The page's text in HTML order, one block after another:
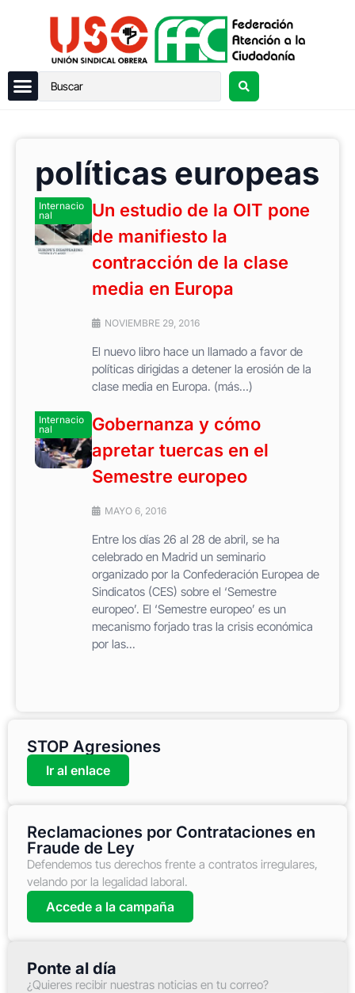
políticas europeas
Internacio
nal
Un estudio de la OIT pone
de manifiesto la
contracción de la clase
media en Europa
NOVIEMBRE 29, 2016
El nuevo libro hace un llamado a favor de
políticas dirigidas a detener la erosión de la
clase media en Europa. (más…)
Internacio
nal
Gobernanza y cómo
apretar tuercas en el
Semestre europeo
MAYO 6, 2016
Entre los días 26 al 28 de abril, se ha
celebrado en Madrid un seminario
organizado por la Confederación Europea de
Sindicatos (CES) sobre el ‘Semestre
europeo’. El ‘Semestre europeo’ es un
mecanismo forjado tras la crisis económica
por las...
STOP Agresiones
Ir al enlace
Reclamaciones por Contrataciones en
Fraude de Ley
Defendemos tus derechos frente a contratos irregulares,
velando por la legalidad laboral.
Accede a la campaña
Ponte al día
¿Quieres recibir nuestras noticias en tu correo?